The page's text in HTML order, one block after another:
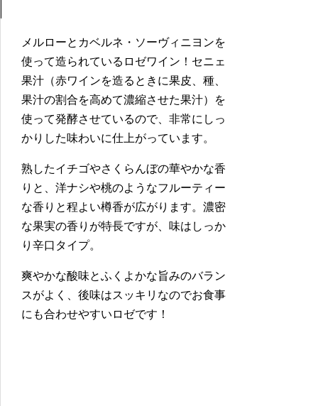
メルローとカベルネ・ソーヴィニヨンを
使って造られているロゼワイン！セニェ
果汁（赤ワインを造るときに果皮、種、
果汁の割合を高めて濃縮させた果汁）を
使って発酵させているので、非常にしっ
かりした味わいに仕上がっています。
熟したイチゴやさくらんぼの華やかな香
りと、洋ナシや桃のようなフルーティー
な香りと程よい樽香が広がります。濃密
な果実の香りが特長ですが、味はしっか
り辛口タイプ。
爽やかな酸味とふくよかな旨みのバラン
スがよく、後味はスッキリなのでお食事
にも合わせやすいロゼです！